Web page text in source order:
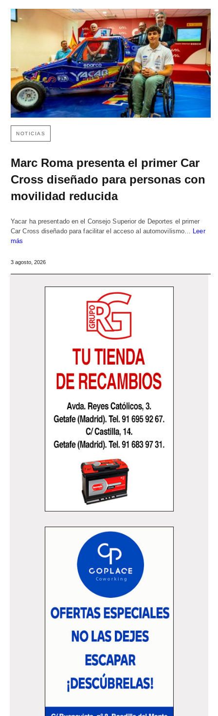
NOTICIAS
Marc Roma presenta el primer Car
Cross diseñado para personas con
movilidad reducida
Yacar ha presentado en el Consejo Superior de Deportes el primer
Car Cross diseñado para facilitar el acceso al automovilismo…
Leer
más
3 agosto, 2026